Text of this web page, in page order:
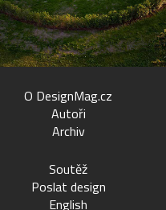
O DesignMag.cz
Autoři
Archiv
Soutěž
Poslat design
English